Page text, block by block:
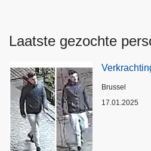
Laatste gezochte
Plaats
Brussel
17.01.2025